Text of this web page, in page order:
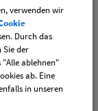
verwenden wir
Durch das
Sie der
"Alle ablehnen"
ab. Eine
in unseren